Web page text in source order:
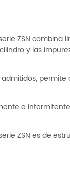
ZSN combina
y las
e
ZSN es de